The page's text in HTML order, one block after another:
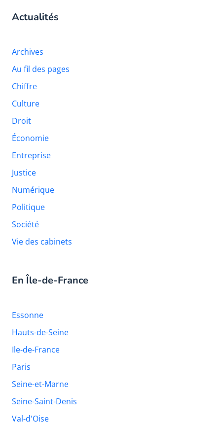
Actualités
Archives
Au fil des pages
Chiffre
Culture
Droit
Économie
Entreprise
Justice
Numérique
Politique
Société
Vie des cabinets
En Île-de-France
Essonne
Hauts-de-Seine
Ile-de-France
Paris
Seine-et-Marne
Seine-Saint-Denis
Val-d'Oise